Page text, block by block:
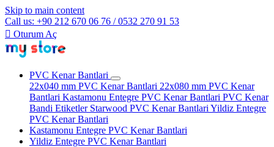
Skip to main content
Call us: +90 212 670 06 76 / 0532 270 91 53
 Oturum Aç
PVC Kenar Bantlari
22x040 mm PVC Kenar Bantlari 22x080 mm PVC Kenar
Bantlari Kastamonu Entegre PVC Kenar Bantlari PVC Kenar
Bandi Etiketler Starwood PVC Kenar Bantlari Yildiz Entegre
PVC Kenar Bantlari
Kastamonu Entegre PVC Kenar Bantlari
Yildiz Entegre PVC Kenar Bantlari